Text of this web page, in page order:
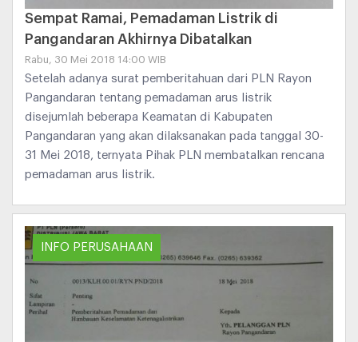
Sempat Ramai, Pemadaman Listrik di
Pangandaran Akhirnya Dibatalkan
Rabu, 30 Mei 2018 14:00 WIB
Setelah adanya surat pemberitahuan dari PLN Rayon
Pangandaran tentang pemadaman arus listrik
disejumlah beberapa Keamatan di Kabupaten
Pangandaran yang akan dilaksanakan pada tanggal 30-
31 Mei 2018, ternyata Pihak PLN membatalkan rencana
pemadaman arus listrik.
INFO PERUSAHAAN